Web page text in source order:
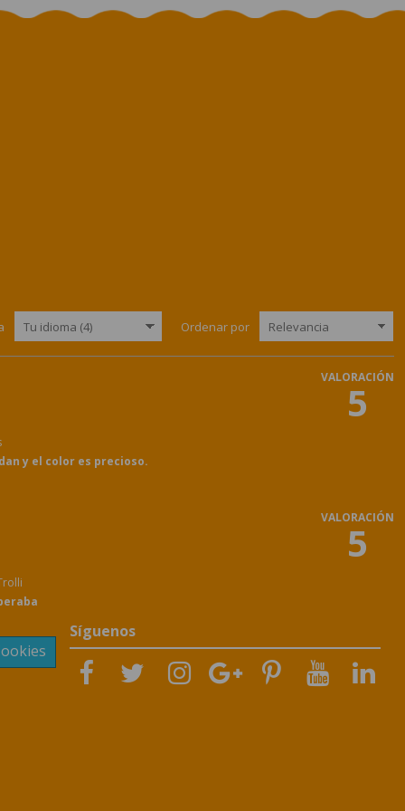
Ordenar por
y el color es precioso.
VALORACIÓN
5
VALORACIÓN
5
Síguenos